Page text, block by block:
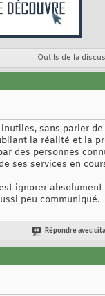
Outils de la
sans parler
la réalité et la
des personnes
ses services en
ignorer
peu communiqué.
Répondre avec